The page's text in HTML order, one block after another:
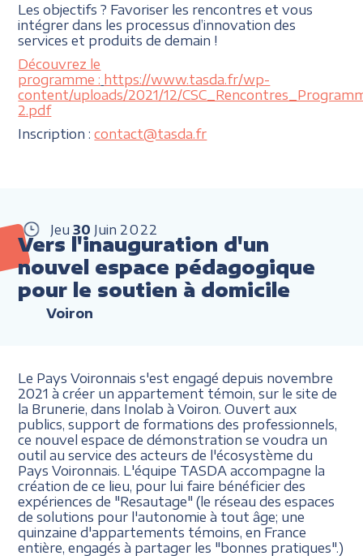
Les objectifs ? Favoriser les rencontres et vous
intégrer dans les processus d’innovation des
services et produits de demain !
Découvrez le
programme : https://www.tasda.fr/wp-
content/uploads/2021/12/
2.pdf
Inscription :contact@tasda.fr
Jeu 30 Juin 2022
Vers l'inauguration d'un
nouvel espace pédagogique
pour le soutien à domicile
Voiron
Le Pays Voironnais s'est engagé depuis novembre
2021 à créer un appartement témoin, sur le site de
la Brunerie, dans Inolab à Voiron. Ouvert aux
publics, support de formations des professionnels,
ce nouvel espace de démonstration se voudra un
outil au service des acteurs de l'écosystème du
Pays Voironnais. L'équipe TASDA accompagne la
création de ce lieu, pour lui faire bénéficier des
expériences de "Resautage" (le réseau des espaces
de solutions pour l'autonomie à tout âge; une
quinzaine d'appartements témoins, en France
entière, engagés à partager les "bonnes pratiques".)